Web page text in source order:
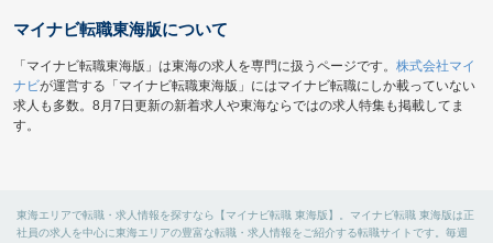
マイナビ転職東海版について
「マイナビ転職東海版」は東海の求人を専門に扱うページです。 株式会社マイ
ナビが運営する「マイナビ転職東海版」にはマイナビ転職にしか載っていない
求人も多数。8月7日更新の新着求人や東海ならではの求人特集も掲載してま
す。
東海エリアで転職・求人情報を探すなら【マイナビ転職 東海版】。マイナビ転職 東海版は正
社員の求人を中心に東海エリアの豊富な転職・求人情報をご紹介する転職サイトです。毎週